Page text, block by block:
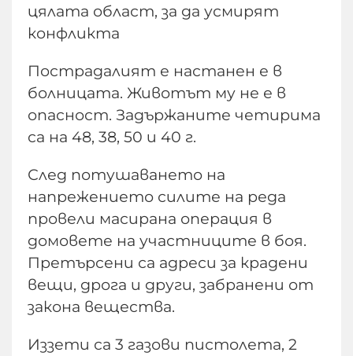
цялата област, за да усмирят
конфликта
Пострадалият е настанен е в
болницата. Животът му не е в
опасност. Задържаните четирима
са на 48, 38, 50 и 40 г.
След потушаването на
напрежението силите на реда
провели масирана операция в
домовете на участниците в боя.
Претърсени са адреси за крадени
вещи, дрога и други, забранени от
закона вещества.
Иззети са 3 газови пистолета, 2